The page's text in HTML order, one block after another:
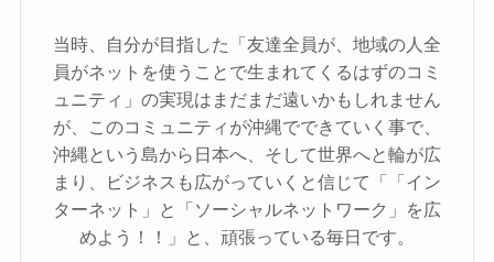
当時、自分が目指した「友達全員が、地域の人全
員がネットを使うことで生まれてくるはずのコミ
ュニティ」の実現はまだまだ遠いかもしれません
が、このコミュニティが沖縄でできていく事で、
沖縄という島から日本へ、そして世界へと輪が広
まり、ビジネスも広がっていくと信じて「「イン
ターネット」と「ソーシャルネットワーク」を広
めよう！！」と、頑張っている毎日です。